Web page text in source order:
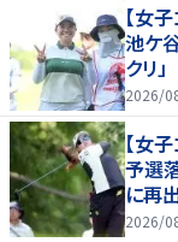
【女
池ケ
クリ」
2026/
【女
予選
に再
2026/